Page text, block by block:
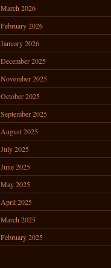
March 2026
February 2026
January 2026
December 2025
November 2025
October 2025
September 2025
August 2025
July 2025
June 2025
May 2025
April 2025
March 2025
February 2025